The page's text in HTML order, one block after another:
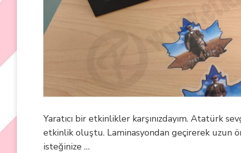
Yaratıcı bir etkinlikler karşınızdayım. Atatürk
etkinlik oluştu. Laminasyondan geçirerek uzun
isteğinize …